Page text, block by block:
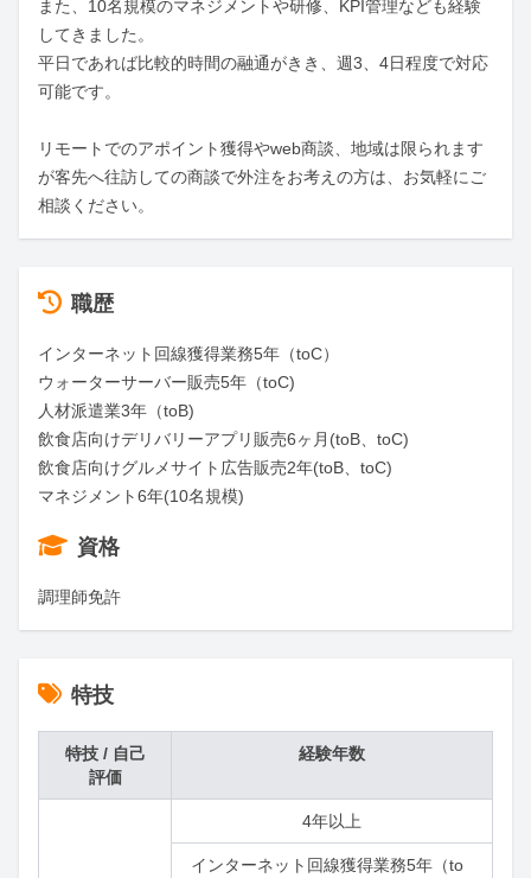
また、10名規模のマネジメントや研修、KPI管理なども経験
してきました。
平日であれば比較的時間の融通がきき、週3、4日程度で対応
可能です。
リモートでのアポイント獲得やweb商談、地域は限られます
が客先へ往訪しての商談で外注をお考えの方は、お気軽にご
相談ください。
職歴
インターネット回線獲得業務5年（toC）
ウォーターサーバー販売5年（toC)
人材派遣業3年（toB)
飲食店向けデリバリーアプリ販売6ヶ月(toB、toC)
飲食店向けグルメサイト広告販売2年(toB、toC)
マネジメント6年(10名規模)
資格
調理師免許
特技
特技 / 自己
評価
経験年数
4年以上
インターネット回線獲得業務5年（to